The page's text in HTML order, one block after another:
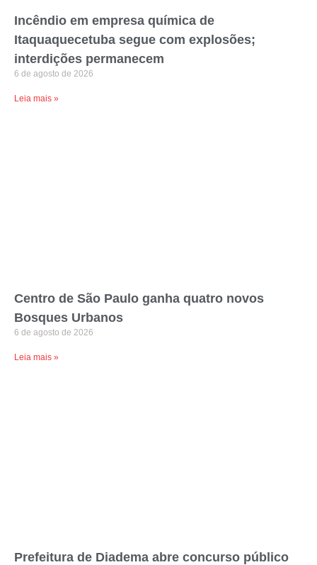
Incêndio em empresa química de
Itaquaquecetuba segue com explosões;
interdições permanecem
6 de agosto de 2026
Leia mais »
Centro de São Paulo ganha quatro novos
Bosques Urbanos
6 de agosto de 2026
Leia mais »
Prefeitura de Diadema abre concurso público